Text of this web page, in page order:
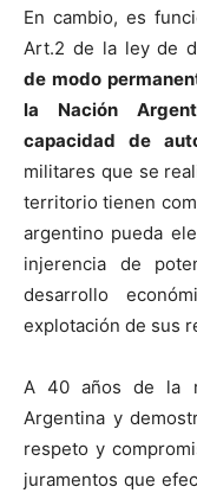
En cambio, es
Art.2 de la ley de
de modo
la Nación
capacidad de
militares que se
territorio tienen
argentino pueda
injerencia de
desarrollo
explotación de sus
A 40 años de la
Argentina y
respeto y
juramentos que